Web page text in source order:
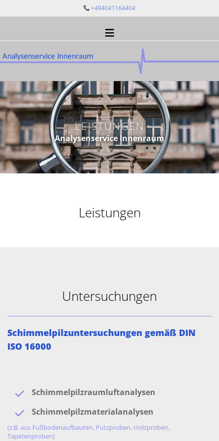
 +494041164404
LEISTUNGEN
Analysenservice Innenraum
Leistungen
Untersuchungen
Schimmelpilzuntersuchungen gemäß DIN
ISO 16000
Schimmelpilzraumluftanalysen
Schimmelpilzmaterialanalysen
(z.B. aus Fußbodenaufbauten, Putzproben, Holzproben,
Tapetenproben)